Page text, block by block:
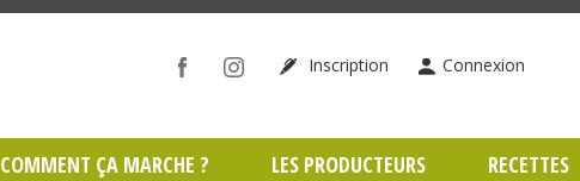
Inscription Connexion
COMMENT ÇA MARCHE ? LES PRODUCTEURS RECETTES